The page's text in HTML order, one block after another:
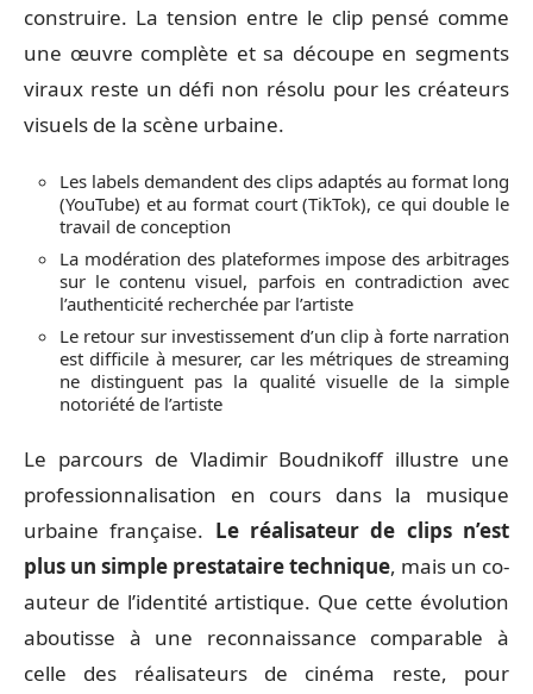
construire. La tension entre le clip pensé comme
une œuvre complète et sa découpe en segments
viraux reste un défi non résolu pour les créateurs
visuels de la scène urbaine.
Les labels demandent des clips adaptés au format long
(YouTube) et au format court (TikTok), ce qui double le
travail de conception
La modération des plateformes impose des arbitrages
sur le contenu visuel, parfois en contradiction avec
l’authenticité recherchée par l’artiste
Le retour sur investissement d’un clip à forte narration
est difficile à mesurer, car les métriques de streaming
ne distinguent pas la qualité visuelle de la simple
notoriété de l’artiste
Le parcours de Vladimir Boudnikoff illustre une
professionnalisation en cours dans la musique
urbaine française. Le réalisateur de clips n’est
plus un simple prestataire technique, mais un co-
auteur de l’identité artistique. Que cette évolution
aboutisse à une reconnaissance comparable à
celle des réalisateurs de cinéma reste, pour